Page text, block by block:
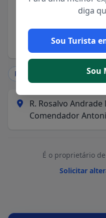
perfeito para o
esportiva em família.
obrigatória a
pode ser realizado no
Pontos Turísticos
R. Rosalvo Andrade
Comendador
É o proprietário de
Solicitar
diga
Sou Turista
Sou